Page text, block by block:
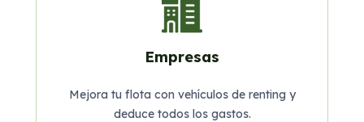
Empresas
Mejora tu flota con vehículos de renting y
deduce todos los gastos.